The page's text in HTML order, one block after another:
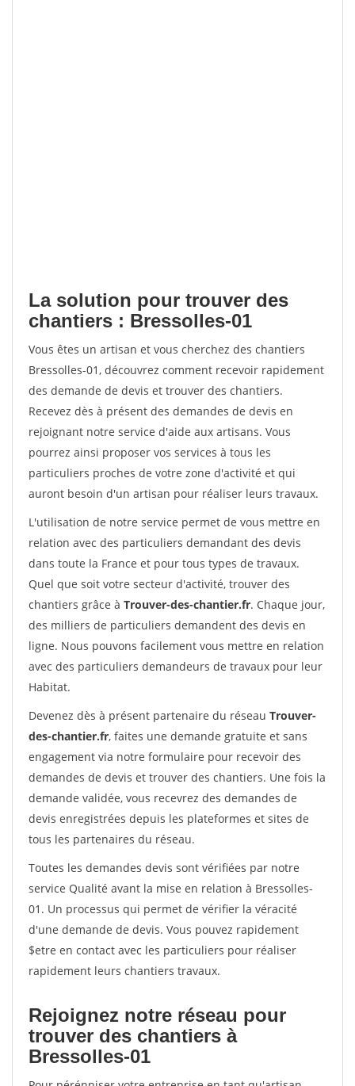
La solution pour trouver des
chantiers : Bressolles-01
Vous êtes un artisan et vous cherchez des chantiers
Bressolles-01, découvrez comment recevoir rapidement
des demande de devis et trouver des chantiers.
Recevez dès à présent des demandes de devis en
rejoignant notre service d'aide aux artisans. Vous
pourrez ainsi proposer vos services à tous les
particuliers proches de votre zone d'activité et qui
auront besoin d'un artisan pour réaliser leurs travaux.
L'utilisation de notre service permet de vous mettre en
relation avec des particuliers demandant des devis
dans toute la France et pour tous types de travaux.
Quel que soit votre secteur d'activité, trouver des
chantiers grâce à Trouver-des-chantier.fr. Chaque jour,
des milliers de particuliers demandent des devis en
ligne. Nous pouvons facilement vous mettre en relation
avec des particuliers demandeurs de travaux pour leur
Habitat.
Devenez dès à présent partenaire du réseau Trouver-
des-chantier.fr, faites une demande gratuite et sans
engagement via notre formulaire pour recevoir des
demandes de devis et trouver des chantiers. Une fois la
demande validée, vous recevrez des demandes de
devis enregistrées depuis les plateformes et sites de
tous les partenaires du réseau.
Toutes les demandes devis sont vérifiées par notre
service Qualité avant la mise en relation à Bressolles-
01. Un processus qui permet de vérifier la véracité
d'une demande de devis. Vous pouvez rapidement
$etre en contact avec les particuliers pour réaliser
rapidement leurs chantiers travaux.
Rejoignez notre réseau pour
trouver des chantiers à
Bressolles-01